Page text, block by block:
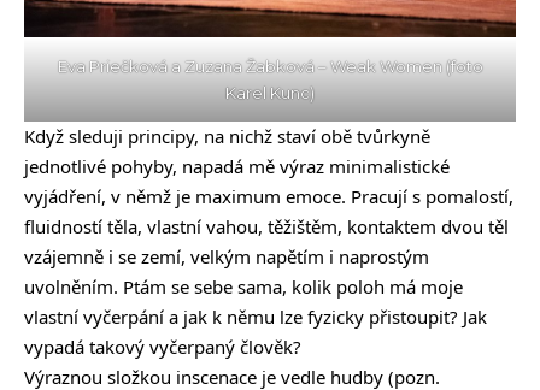
Eva Priečková a Zuzana Žabková – Weak Women (foto
Karel Kunc)
Když sleduji principy, na nichž staví obě tvůrkyně
jednotlivé pohyby, napadá mě výraz minimalistické
vyjádření, v němž je maximum emoce. Pracují s pomalostí,
fluidností těla, vlastní vahou, těžištěm, kontaktem dvou těl
vzájemně i se zemí, velkým napětím i naprostým
uvolněním. Ptám se sebe sama, kolik poloh má moje
vlastní vyčerpání a jak k němu lze fyzicky přistoupit? Jak
vypadá takový vyčerpaný člověk?
Výraznou složkou inscenace je vedle hudby (pozn.